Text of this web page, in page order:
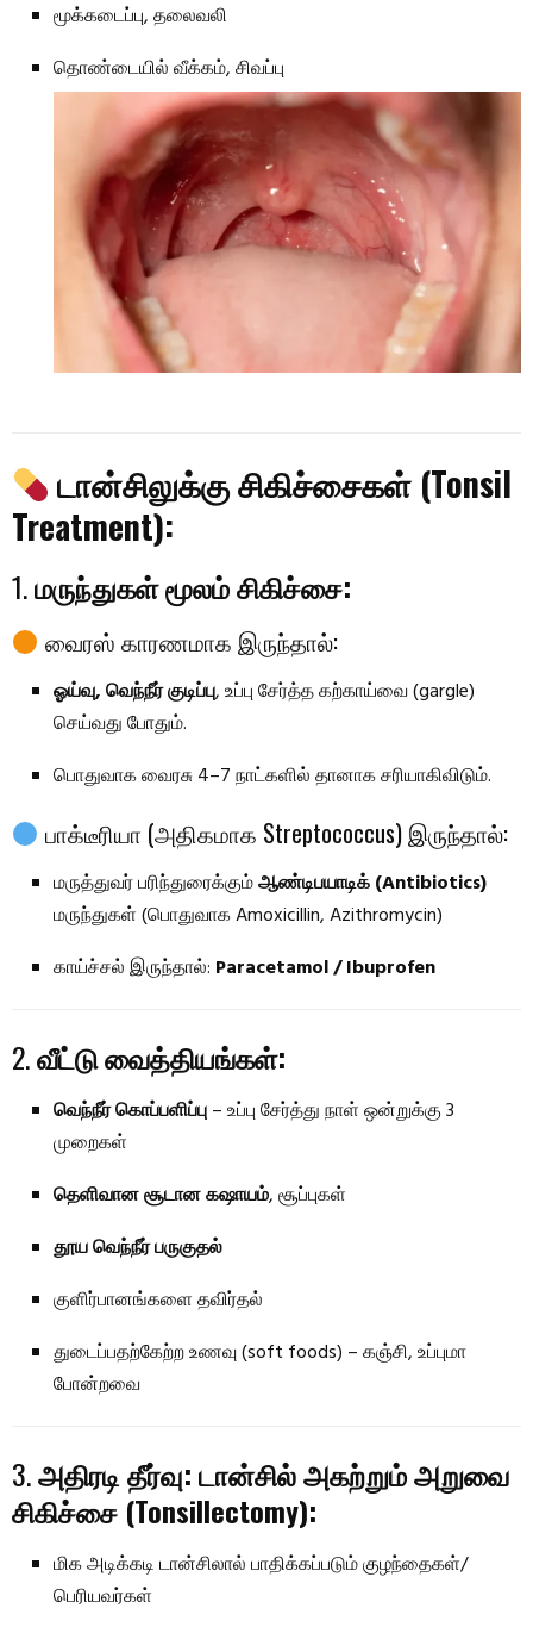
மூக்கடைப்பு, தலைவலி
தொண்டையில் வீக்கம், சிவப்பு
டான்சிலுக்கு சிகிச்சைகள் (Tonsil
Treatment):
1.மருந்துகள் மூலம் சிகிச்சை:
வைரஸ் காரணமாக இருந்தால்:
ஓய்வு, வெந்நீர் குடிப்பு, உப்பு சேர்த்த கற்காய்வை (gargle)
செய்வது போதும்.
பொதுவாக வைரசு 4–7 நாட்களில் தானாக சரியாகிவிடும்.
பாக்டீரியா (அதிகமாக Streptococcus) இருந்தால்:
மருத்துவர் பரிந்துரைக்கும்ஆண்டிபயாடிக் (Antibiotics)
மருந்துகள் (பொதுவாக Amoxicillin, Azithromycin)
காய்ச்சல் இருந்தால்: Paracetamol / Ibuprofen
2.வீட்டு வைத்தியங்கள்:
வெந்நீர் கொப்பளிப்பு– உப்பு சேர்த்து நாள் ஒன்றுக்கு 3
முறைகள்
தெளிவான சூடான கஷாயம், சூப்புகள்
தூய வெந்நீர் பருகுதல்
குளிர்பானங்களை தவிர்தல்
துடைப்பதற்கேற்ற உணவு (soft foods) – கஞ்சி, உப்புமா
போன்றவை
3.அதிரடி தீர்வு: டான்சில் அகற்றும் அறுவை
சிகிச்சை (Tonsillectomy):
மிக அடிக்கடி டான்சிலால் பாதிக்கப்படும் குழந்தைகள்/
பெரியவர்கள்